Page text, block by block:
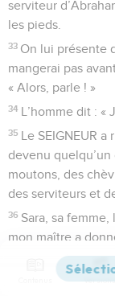
serviteur
les pieds.
33 On lui présente
mangerai pas
« Alors, parle ! »
34 L’homme dit : «
35 Le SEIGNEUR
devenu quelqu’un
moutons, des
des serviteurs et
36 Sara, sa
mon maître a
Mon maître
tu ne prendrasVersions